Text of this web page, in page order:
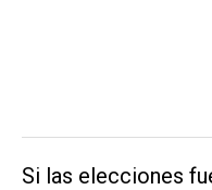
Si las elecciones